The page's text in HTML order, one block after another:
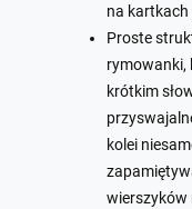
na
Proste
rymowanki,
krótkim
kolei
wierszyków